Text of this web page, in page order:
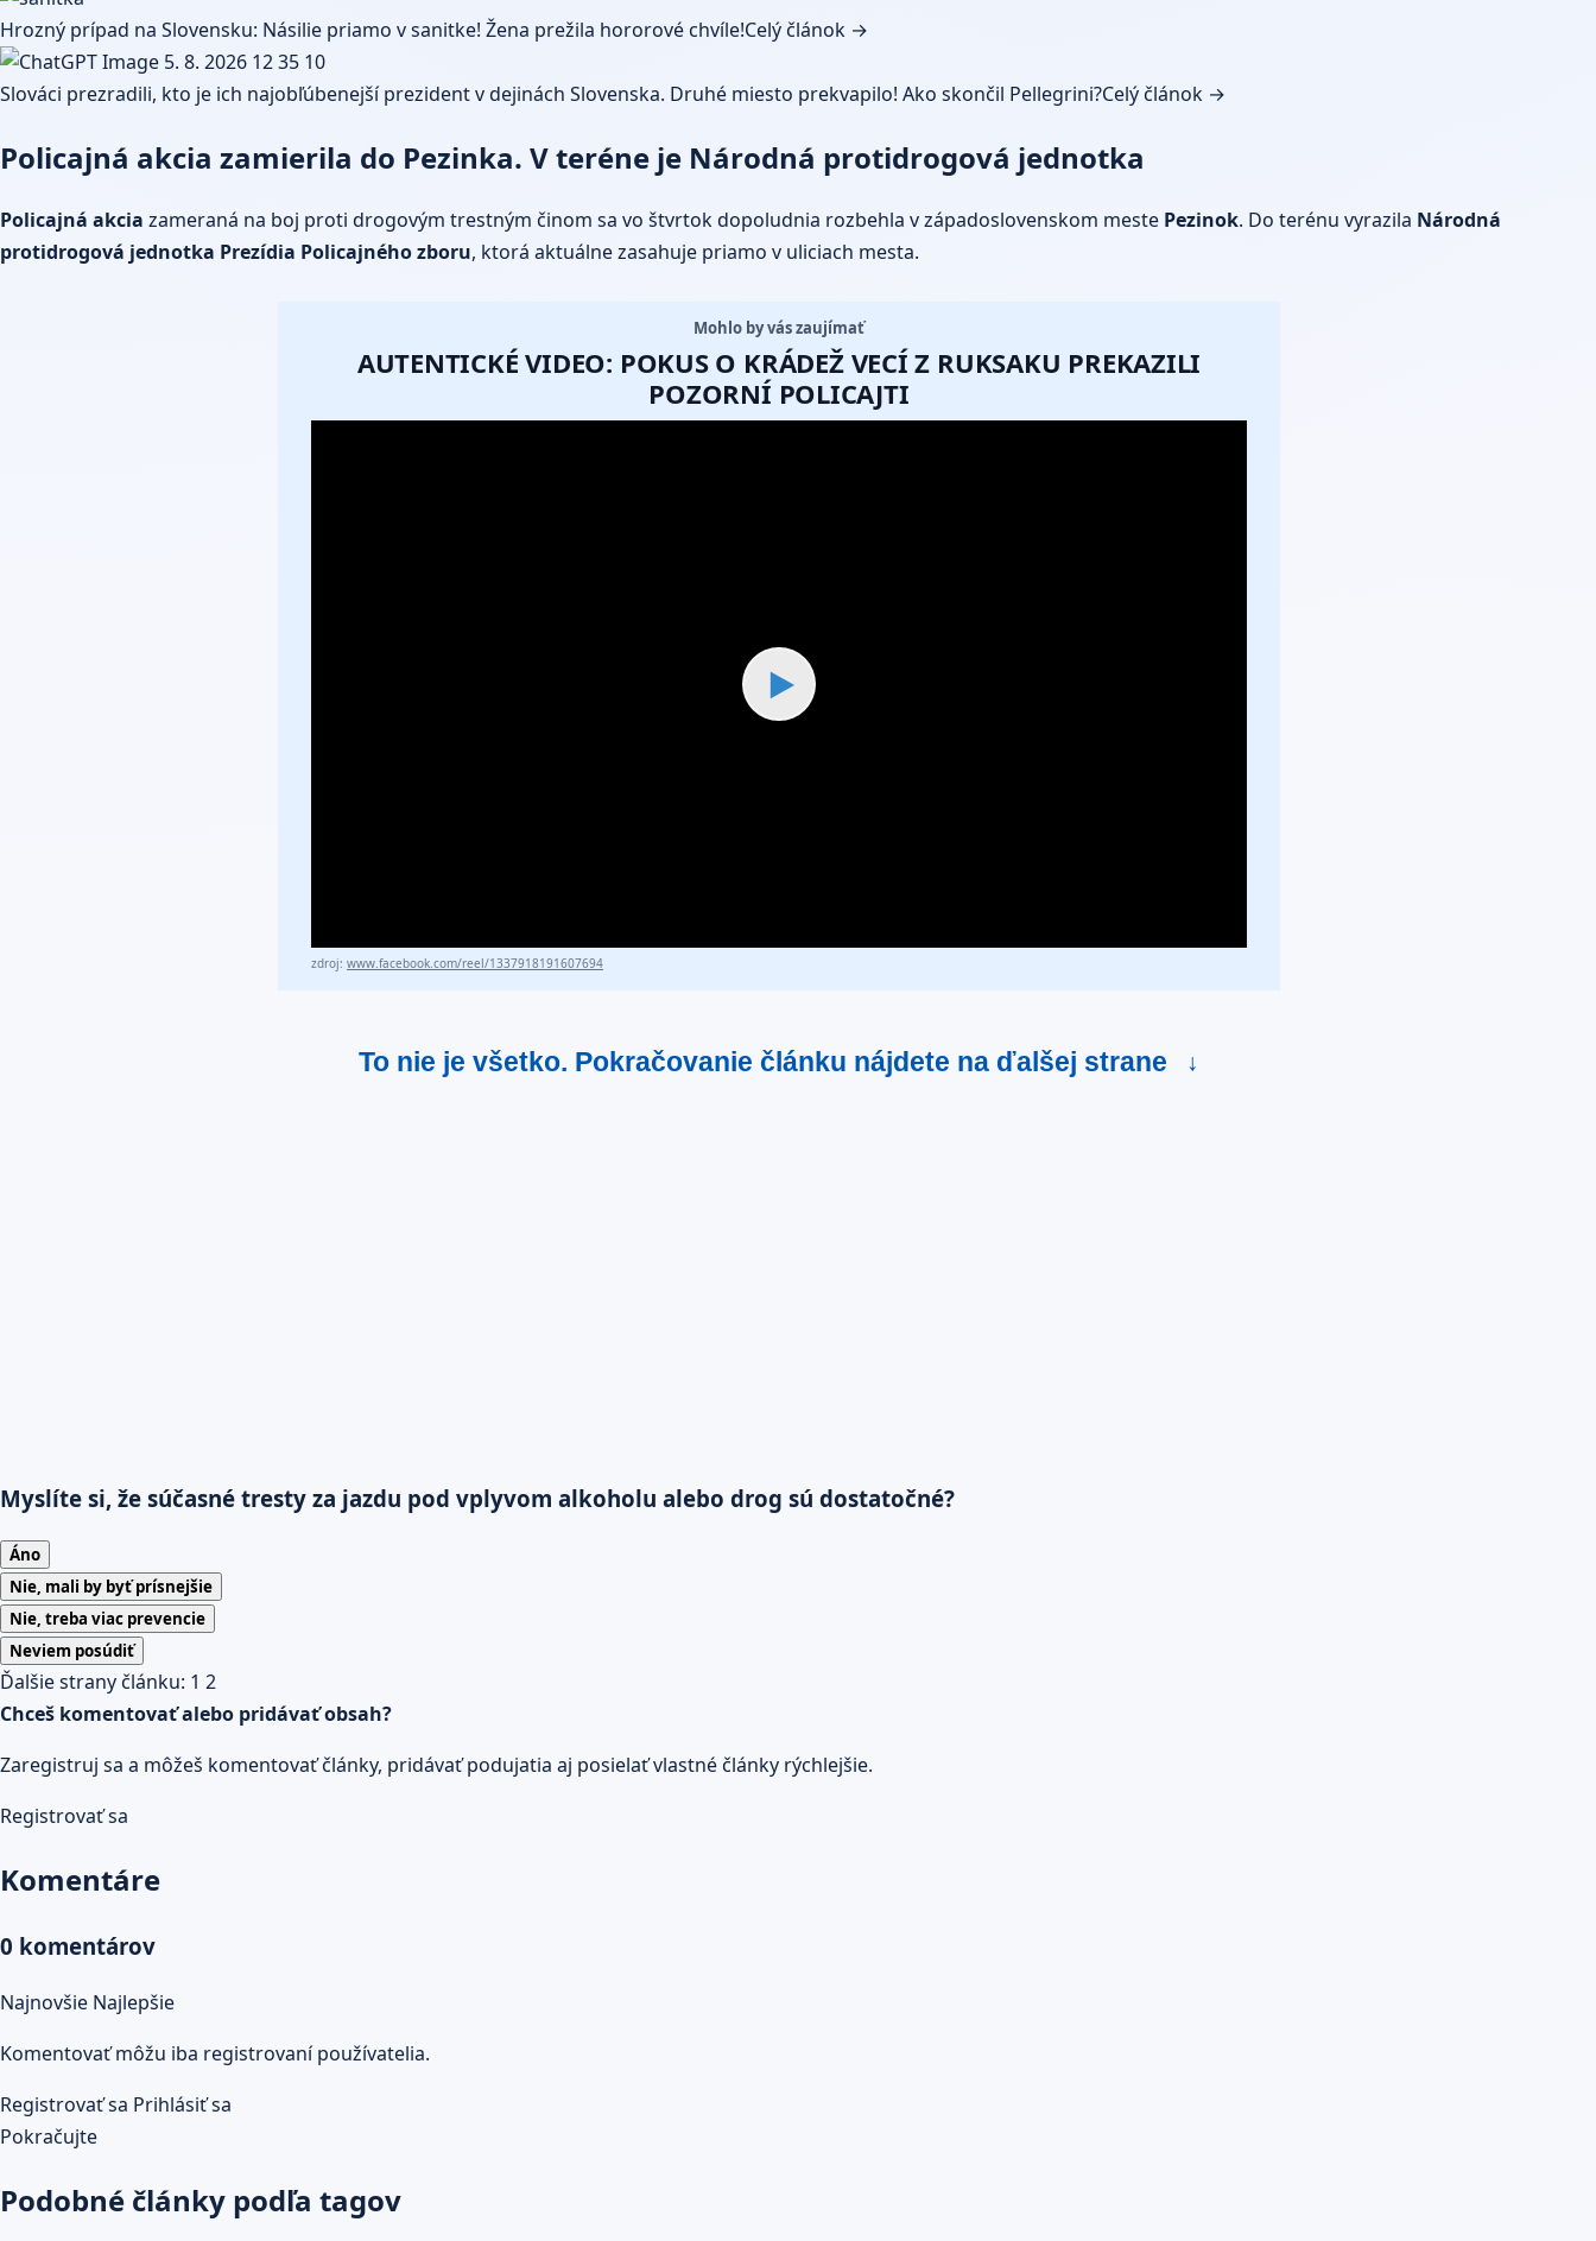
Hrozný prípad na Slovensku: Násilie priamo v sanitke! Žena prežila hororové chvíle!Celý článok →
Slováci prezradili, kto je ich najobľúbenejší prezident v dejinách Slovenska. Druhé miesto prekvapilo! Ako skončil Pellegrini?Celý článok →
Policajná akcia zamierila do Pezinka. V teréne je Národná protidrogová jednotka
Policajná akcia zameraná na boj proti drogovým trestným činom sa vo štvrtok dopoludnia rozbehla v západoslovenskom meste Pezinok. Do terénu vyrazila Národná
protidrogová jednotka Prezídia Policajného zboru, ktorá aktuálne zasahuje priamo v uliciach mesta.
Mohlo by vás zaujímať
AUTENTICKÉ VIDEO: POKUS O KRÁDEŽ VECÍ Z RUKSAKU PREKAZILI
POZORNÍ POLICAJTI
▶
zdroj: www.facebook.com/reel/1337918191607694
To nie je všetko. Pokračovanie článku nájdete na ďalšej strane ↓
Myslíte si, že súčasné tresty za jazdu pod vplyvom alkoholu alebo drog sú dostatočné?
Áno
Nie, mali by byť prísnejšie
Nie, treba viac prevencie
Neviem posúdiť
Ďalšie strany článku: 1 2
Chceš komentovať alebo pridávať obsah?
Zaregistruj sa a môžeš komentovať články, pridávať podujatia aj posielať vlastné články rýchlejšie.
Registrovať sa
Komentáre
0 komentárov
Najnovšie Najlepšie
Komentovať môžu iba registrovaní používatelia.
Registrovať sa Prihlásiť sa
Pokračujte
Podobné články podľa tagov